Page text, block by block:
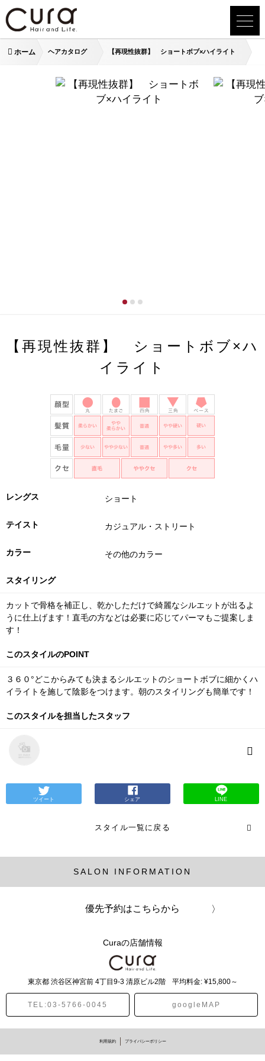
ホーム ヘアカタログ 【再現性抜群】 ショートボブ×ハイライト
【再現性抜群】 ショートボブ×ハ
イライト
レングス ショート
テイスト カジュアル・ストリート
カラー その他のカラー
スタイリング
カットで骨格を補正し、乾かしただけで綺麗なシルエットが出るよ
うに仕上げます！直毛の方などは必要に応じてパーマもご提案しま
す！
このスタイルのPOINT
３６０°どこからみても決まるシルエットのショートボブに細かくハ
イライトを施して陰影をつけます。朝のスタイリングも簡単です！
このスタイルを担当したスタッフ
ツイート シェア LINE
スタイル一覧に戻る
SALON INFORMATION
優先予約はこちらから
Curaの店舗情報
東京都 渋谷区神宮前 4丁目9-3 清原ビル2階 平均料金: ¥15,800～
TEL:03-5766-0045 googleMAP
利用規約 プライバシーポリシー